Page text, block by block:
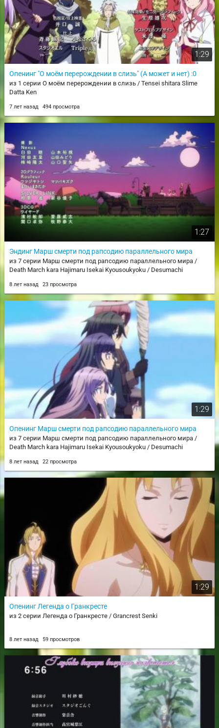
1:29
Опенинг "О моём перерождении в слизь" (А может и нет) :0
из 1 серии О моём перерождении в слизь / Tensei shitara Slime
Datta Ken
7 лет назад 494 просмотра
1:27
Эндинг Марш смерти под рапсодию параллельного мира
из 7 серии Марш смерти под рапсодию параллельного мира /
Death March kara Hajimaru Isekai Kyousoukyoku / Desumachi
8 лет назад 23 просмотра
1:29
Опенинг Марш смерти под рапсодию параллельного мира
из 7 серии Марш смерти под рапсодию параллельного мира /
Death March kara Hajimaru Isekai Kyousoukyoku / Desumachi
8 лет назад 22 просмотра
1:29
Опенинг Легенда о Гранкресте
из 2 серии Легенда о Гранкресте / Grancrest Senki
8 лет назад 59 просмотров